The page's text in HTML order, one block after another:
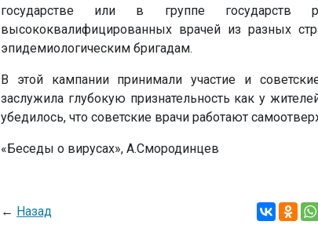
государстве или в группе государств
высококвалифицированных врачей из разных
эпидемиологическим бригадам.
В этой кампании принимали участие и
заслужила глубокую признательность как у
убедилось, что советские врачи работают
«Беседы о вирусах», А.Смородинцев
← Назад